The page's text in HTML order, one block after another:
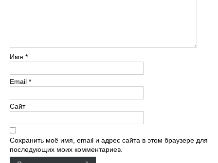
Имя *
Email *
Сайт
Сохранить моё имя, email и адрес сайта в этом браузере для
последующих моих комментариев.